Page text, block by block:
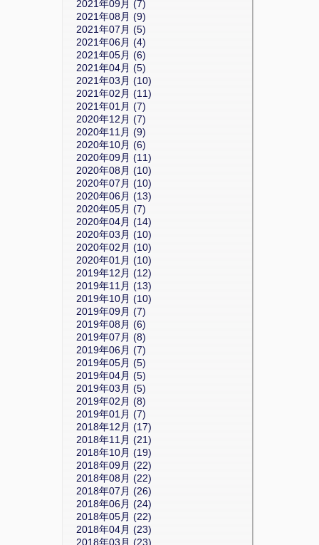
2021年09月 (7)
2021年08月 (9)
2021年07月 (5)
2021年06月 (4)
2021年05月 (6)
2021年04月 (5)
2021年03月 (10)
2021年02月 (11)
2021年01月 (7)
2020年12月 (7)
2020年11月 (9)
2020年10月 (6)
2020年09月 (11)
2020年08月 (10)
2020年07月 (10)
2020年06月 (13)
2020年05月 (7)
2020年04月 (14)
2020年03月 (10)
2020年02月 (10)
2020年01月 (10)
2019年12月 (12)
2019年11月 (13)
2019年10月 (10)
2019年09月 (7)
2019年08月 (6)
2019年07月 (8)
2019年06月 (7)
2019年05月 (5)
2019年04月 (5)
2019年03月 (5)
2019年02月 (8)
2019年01月 (7)
2018年12月 (17)
2018年11月 (21)
2018年10月 (19)
2018年09月 (22)
2018年08月 (22)
2018年07月 (26)
2018年06月 (24)
2018年05月 (22)
2018年04月 (23)
2018年03月 (23)